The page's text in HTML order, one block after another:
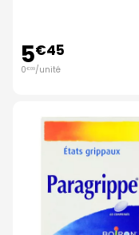
5€45
0€09/unité